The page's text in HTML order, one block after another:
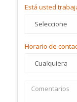
Está usted
Horario de